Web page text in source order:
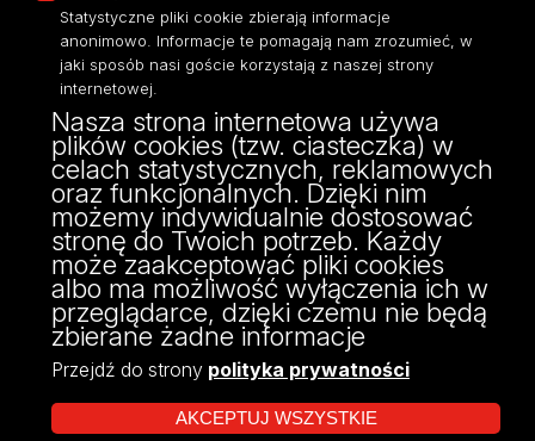
ul. Narutowicza 68, 90-136 Łódź
NIP: 724 000 32 43
Adres do doręczeń elektronicznych (ADE):
AE:PL-74796-17640-IHHIV-17
KONTAKT
Statystyczne pliki cookie zbierają informacje
anonimowo. Informacje te pomagają nam zrozumieć, w
jaki sposób nasi goście korzystają z naszej strony
internetowej.
Nasza strona internetowa używa
plików cookies (tzw. ciasteczka) w
celach statystycznych, reklamowych
oraz funkcjonalnych. Dzięki nim
możemy indywidualnie dostosować
stronę do Twoich potrzeb. Każdy
może zaakceptować pliki cookies
albo ma możliwość wyłączenia ich w
przeglądarce, dzięki czemu nie będą
zbierane żadne informacje
Przejdź do strony polityka prywatności
AKCEPTUJ WSZYSTKIE